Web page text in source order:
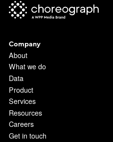
Company
About
What we do
Data
Product
Services
Resources
Careers
Get in touch